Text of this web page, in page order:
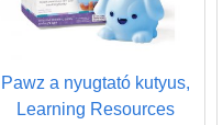
Pawz a nyugtató kutyus,
Learning Resources